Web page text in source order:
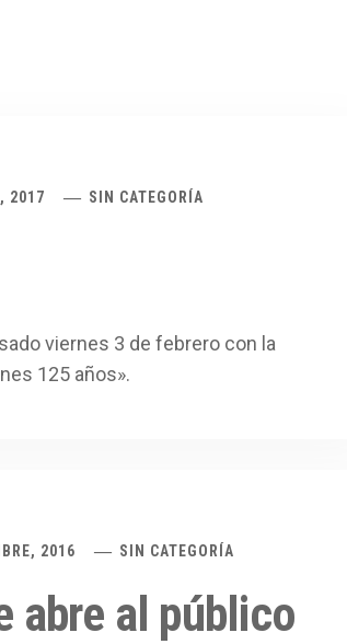
2017 SIN CATEGORÍA
viernes 3 de febrero con la
125 años».
2016 SIN CATEGORÍA
abre al público